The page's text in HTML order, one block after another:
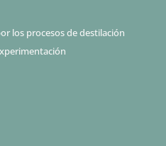
los procesos de destilación